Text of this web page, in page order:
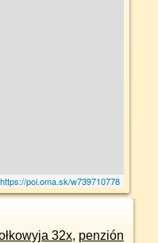
https://poi.oma.sk/w739710778
32x, penzión